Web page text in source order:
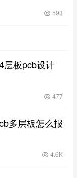
593
层板pcb设计
477
多层板怎么报
4.6K